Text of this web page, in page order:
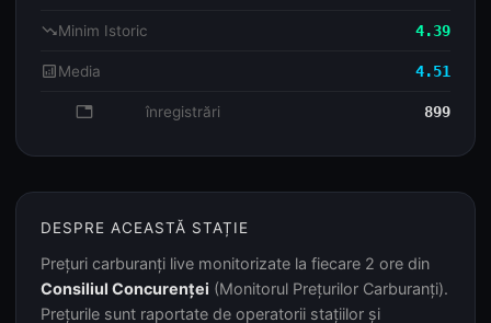
trending_downMinim Istoric 4.39
analyticsMedia 4.51
database înregistrări 899
DESPRE ACEASTĂ STAȚIE
Prețuri carburanți live monitorizate la fiecare 2 ore din
Consiliul Concurenței (Monitorul Prețurilor Carburanți).
Prețurile sunt raportate de operatorii stațiilor și